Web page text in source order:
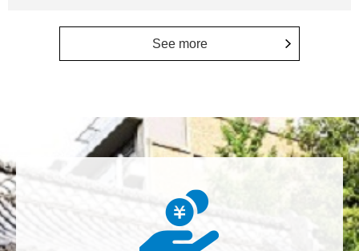
まる中、専門的知見を分かりやすく伝え国民の理解向
上に貢献することこそ東大経済の社会的責務だと感
増田 尚久
ます。 <東京大学附属図書館支援プロジェクト>
See more